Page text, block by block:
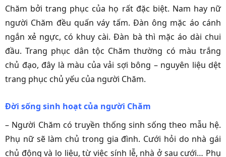
Chăm bởi trang phục của họ rất đặc biệt. Nam hay nữ
người Chăm đều quấn váy tấm. Ðàn ông mặc áo cánh
ngắn xẻ ngực, có khuy cài. Ðàn bà thì mặc áo dài chui
đầu. Trang phục dân tộc Chăm thường có màu trắng
chủ đạo, đây là màu của vải sợi bông – nguyên liệu dệt
trang phục chủ yếu của người Chăm.
Đời sống sinh hoạt của người Chăm
– Người Chăm có truyền thống sinh sống theo mẫu hệ.
Phụ nữ sẽ làm chủ trong gia đình. Cưới hỏi do nhà gái
chủ động và lo liệu, từ việc sính lễ, nhà ở sau cưới… Phụ